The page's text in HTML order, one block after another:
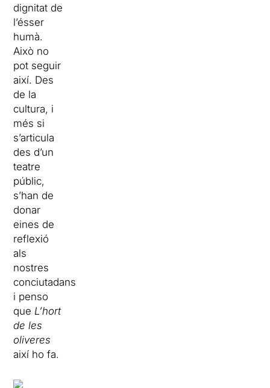
dignitat de
l’ésser
humà.
Això no
pot seguir
així. Des
de la
cultura, i
més si
s’articula
des d’un
teatre
públic,
s’han de
donar
eines de
reflexió
als
nostres
conciutadans,
i penso
queL’hort
de les
oliveres
així ho fa.